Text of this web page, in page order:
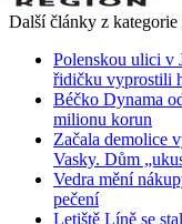
Další články z kategorie
Polenskou ulici v
řidičku vyprostili
Béčko Dynama
milionu korun
Začala demolice
Vasky. Dům
Vedra mění
pečení
Letiště Líně se